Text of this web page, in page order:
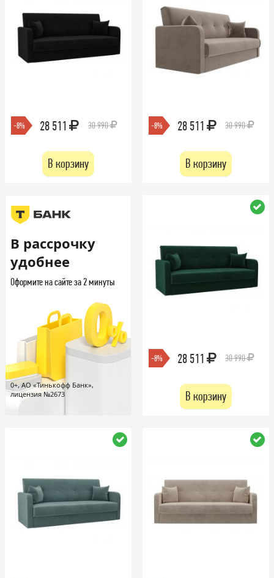
-8% 28 511 30 990
В корзину
-8% 28 511 30 990
В корзину
В рассрочку
удобнее
Оформите на сайте за 2 минуты
0+, АО «Тинькофф Банк»,
лицензия №2673
-8% 28 511 30 990
В корзину